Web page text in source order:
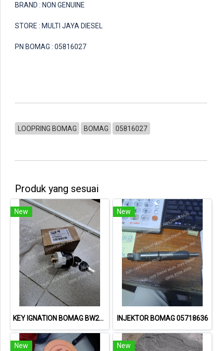
BRAND : NON GENUINE
STORE : MULTI JAYA DIESEL
PN BOMAG : 05816027
LOOPRING BOMAG BOMAG 05816027
Produk yang sesuai
New
KEY IGNATION BOMAG BW211-D40 05766813
New
INJEKTOR BOMAG 05718636
New New